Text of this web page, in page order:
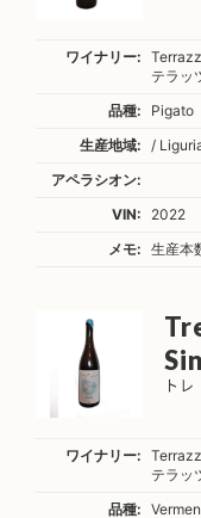
ワイナリー:
テラッ
品種:
Pigato
生産地域:
/
アペラシオン:
VIN:
2022
メモ:
生産本
ト
ワイナリー:
テラッ
品種: